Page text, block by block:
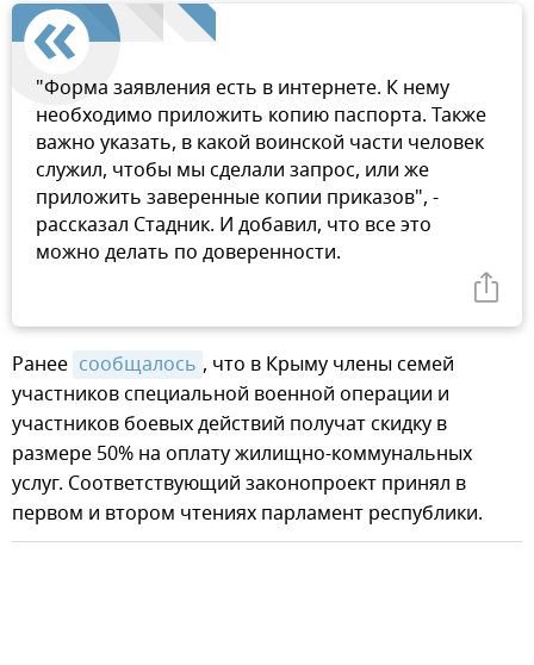
"Форма заявления есть в интернете. К нему
необходимо приложить копию паспорта. Также
важно указать, в какой воинской части человек
служил, чтобы мы сделали запрос, или же
приложить заверенные копии приказов", -
рассказал Стадник. И добавил, что все это
можно делать по доверенности.
Ранее сообщалось , что в Крыму члены семей
участников специальной военной операции и
участников боевых действий получат скидку в
размере 50% на оплату жилищно-коммунальных
услуг. Соответствующий законопроект принял в
первом и втором чтениях парламент республики.